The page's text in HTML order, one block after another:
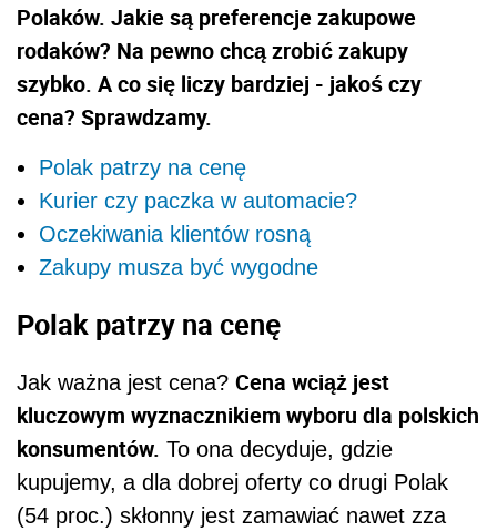
Polaków. Jakie są preferencje zakupowe
rodaków? Na pewno chcą zrobić zakupy
szybko. A co się liczy bardziej - jakoś czy
cena? Sprawdzamy.
Polak patrzy na cenę
Kurier czy paczka w automacie?
Oczekiwania klientów rosną
Zakupy musza być wygodne
Polak patrzy na cenę
Jak ważna jest cena? Cena wciąż jest
kluczowym wyznacznikiem wyboru dla polskich
konsumentów. To ona decyduje, gdzie
kupujemy, a dla dobrej oferty co drugi Polak
(54 proc.) skłonny jest zamawiać nawet zza